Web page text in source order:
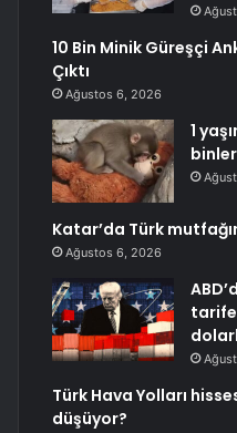
10 Bin Minik Güreşçi
Çıktı
Ağustos 6, 2026
1
Katar’da Türk
Ağustos 6, 2026
Türk Hava Yolları
düşüyor?